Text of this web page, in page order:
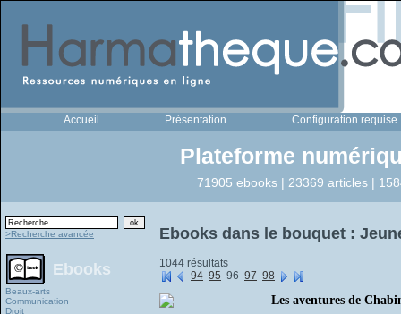
Accueil Présentation Configuration requise
Plateforme
71905 ebooks | 23369 articles |
>Recherche avancée
Ebooks
Beaux-arts
Communication
Droit
Ebooks dans le bouquet :
1044 résultats
94 95 96 97 98
Les aventures de